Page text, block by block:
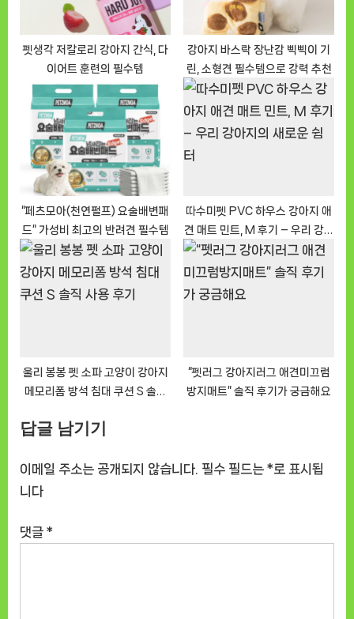
펫생각 저칼로리 강아지 간식, 다
이어트 훈련의 필수템
강아지 바스락 장난감 삑삑이 기
린, 소형견 필수템으로 강력 추천
“페츠모아(천연펄프) 요술배변패
드” 가성비 최고의 반려견 필수템
따수미펫 PVC 하우스 강아지 애
견 매트 민트, M 후기 – 우리 강아
지의 새로운 쉼터
울리 봉봉 펫 소파 고양이 강아지
메모리폼 방석 침대 쿠션 S 솔직
“펫러그 강아지러그 애견미끄럼
방지매트” 솔직 후기가 궁금해요
답글 남기기
이메일 주소는 공개되지 않습니다. 필수 필드는 *로 표시됩
니다
댓글 *